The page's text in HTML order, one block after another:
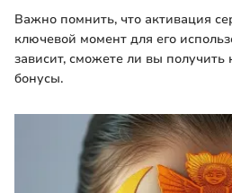
Важно помнить, что активация
ключевой момент для его
зависит, сможете ли вы
бонусы.